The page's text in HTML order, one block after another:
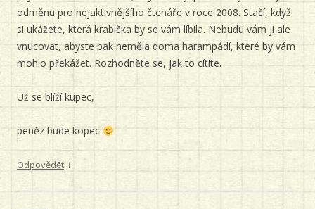
odměnu pro nejaktivnějšího čtenáře v roce 2008. Stačí, když
si ukážete, která krabička by se vám líbila. Nebudu vám ji ale
vnucovat, abyste pak neměla doma harampádí, které by vám
mohlo překážet. Rozhodněte se, jak to cítíte.
Už se blíží kupec,
peněz bude kopec
Odpovědět ↓